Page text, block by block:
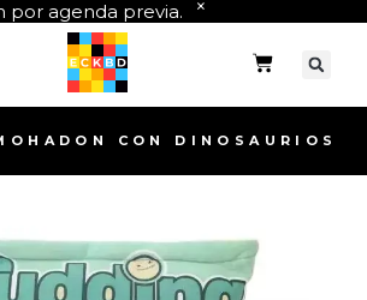
por agenda previa.
CON DINOSAURIOS